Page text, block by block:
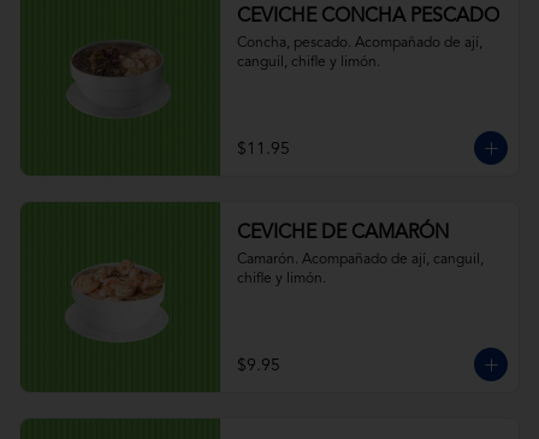
CEVICHE CONCHA PESCADO
Concha, pescado. Acompañado de ají,
canguil, chifle y limón.
$11.95
CEVICHE DE CAMARÓN
Camarón. Acompañado de ají, canguil,
chifle y limón.
$9.95